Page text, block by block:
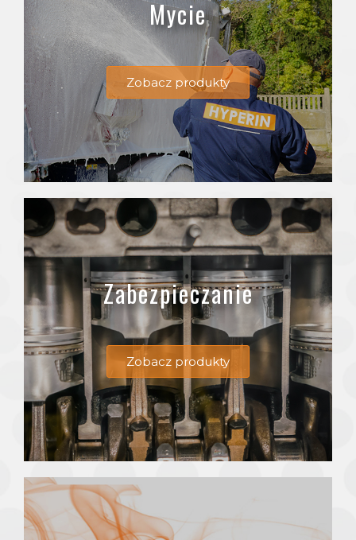
Mycie
Zobacz produkty
Zabezpieczanie
Zobacz produkty